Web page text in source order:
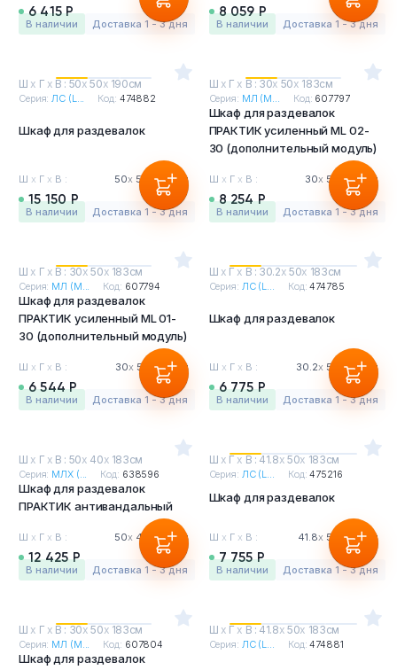
6 415 Р
в наличии Доставка 1 - 3 дня
8 059 Р
в наличии Доставка 1 - 3 дня
Ш х Г х В : 50х 50х 190см
Серия:ЛС (L... Код: 474882
Шкаф для раздевалок
Ш х Г х В : 50х50 190см
15 150 Р
в наличии Доставка 1 - 3 дня
Ш х Г х В : 30х 50х 183см
Серия: МЛ (M... Код: 607797
Шкаф для раздевалок
ПРАКТИК усиленный ML 02-
30 (дополнительный модуль)
Ш х Г х В : 30х 50 х183см
8 254 Р
в наличии Доставка 1 - 3 дня
Ш х Г х В : 30х 50х 183см
Серия: МЛ (M... Код: 607794
Шкаф для раздевалок
ПРАКТИК усиленный ML 01-
30 (дополнительный модуль)
Ш х Г х В : 30х50 х183см
6 544 Р
в наличии Доставка 1 - 3 дня
Ш х Г х В : 30.2х 50х 183см
Серия: ЛС (L... Код:474785
Шкаф для раздевалок
Ш х Г х В : 30.2х 50 х183см
6 775 Р
в наличии Доставка 1 - 3 дня
Ш х Г х В : 50х 40х 183см
Серия: МЛХ (... Код: 638596
Шкаф для раздевалок
ПРАКТИК антивандальный
Ш х Г х В : 50х40 х183см
12 425 Р
в наличии Доставка 1 - 3 дня
Ш х Г х В : 41.8х 50х 183см
Серия: ЛС (L... Код:475216
Шкаф для раздевалок
Ш х Г х В : 41.8х 50 х183см
7 755 Р
в наличии Доставка 1 - 3 дня
Ш х Г х В : 30х 50х 183см
Серия: МЛ (M... Код: 607804
Шкаф для раздевалок
Ш х Г х В : 41.8х 50х 183см
Серия: ЛС (L... Код:474881